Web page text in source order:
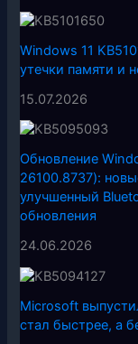
Windows 11
утечки памяти и
15.07.2026
Обновление
26100.8737):
улучшенный
обновления
24.06.2026
Microsoft
стал быстрее, а